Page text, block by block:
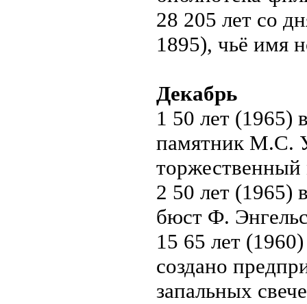
28 205 лет со
1895), чьё имя
Декабрь
1 50 лет (1965)
памятник М.С.
торжественный
2 50 лет (1965)
бюст Ф.
15 65 лет
создано
запальных